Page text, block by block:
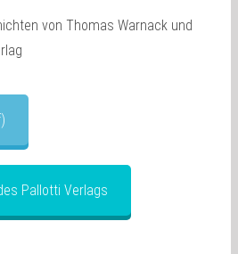
Pallotti Verlags